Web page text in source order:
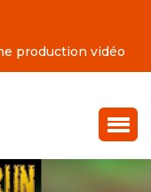
production vidéo